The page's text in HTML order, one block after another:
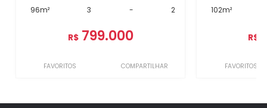
96m² 3 - 2
R$ 799.000
FAVORITOS COMPARTILHAR
102m²
R$
FAVORITOS